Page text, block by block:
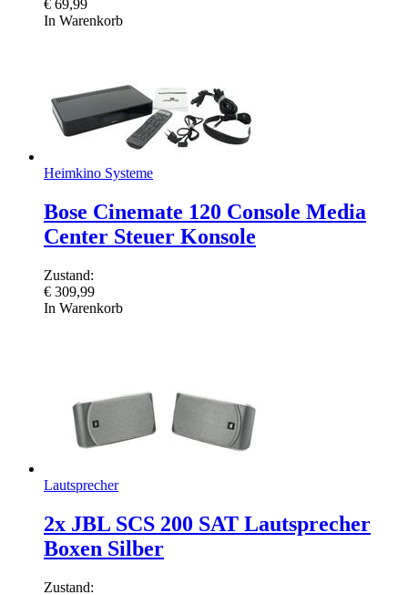
€ 69,99
In Warenkorb
Heimkino Systeme
Bose Cinemate 120 Console Media
Center Steuer Konsole
Zustand:
€ 309,99
In Warenkorb
Lautsprecher
2x JBL SCS 200 SAT Lautsprecher
Boxen Silber
Zustand: